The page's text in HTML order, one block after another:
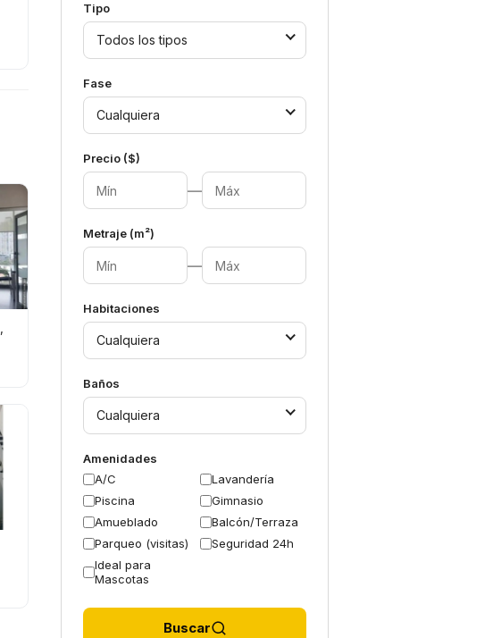
Tipo
Todos los tipos
Fase
Cualquiera
Precio ($)
—
Metraje (m²)
—
Habitaciones
Cualquiera
Baños
Cualquiera
Amenidades
A/C
Lavandería
Piscina
Gimnasio
Amueblado
Balcón/Terraza
Parqueo (visitas)
Seguridad 24h
Ideal para
Mascotas
Buscar